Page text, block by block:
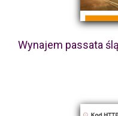
Wynajem passata